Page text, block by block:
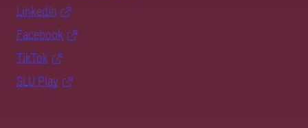
LinkedIn
Facebook
TikTok
SLU Play